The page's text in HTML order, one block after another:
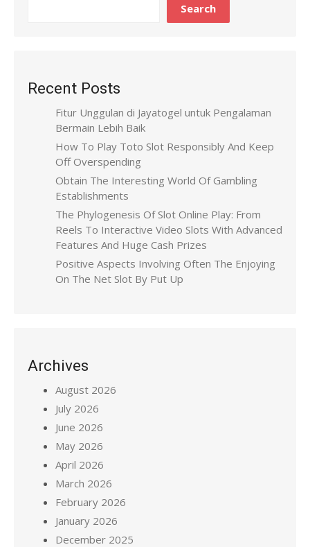
Search
Recent Posts
Fitur Unggulan di Jayatogel untuk Pengalaman
Bermain Lebih Baik
How To Play Toto Slot Responsibly And Keep
Off Overspending
Obtain The Interesting World Of Gambling
Establishments
The Phylogenesis Of Slot Online Play: From
Reels To Interactive Video Slots With Advanced
Features And Huge Cash Prizes
Positive Aspects Involving Often The Enjoying
On The Net Slot By Put Up
Archives
August 2026
July 2026
June 2026
May 2026
April 2026
March 2026
February 2026
January 2026
December 2025